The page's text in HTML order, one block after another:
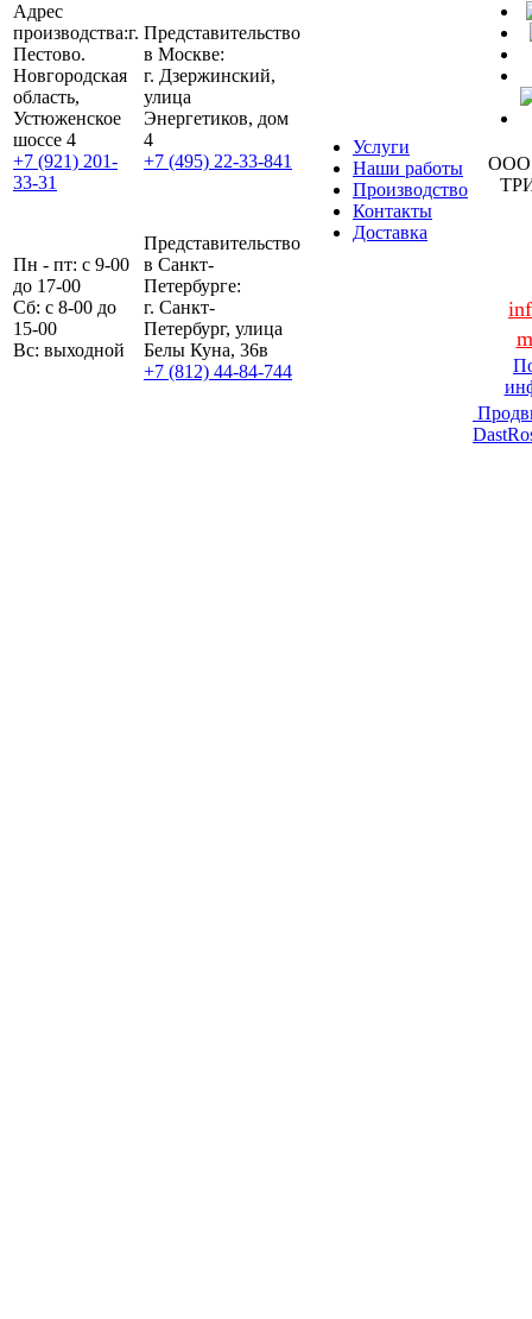
Адрес
производства:г.
Пестово.
Новгородская
область,
Устюженское
шоссе 4
+7 (921) 201-
33-31
Представительство
в Москве:
г. Дзержинский,
улица
Энергетиков, дом
4
+7 (495) 22-33-841
Услуги
Наши работы
Производство
Контакты
Доставка
ООО
Пн - пт: с 9-00
до 17-00
Сб: с 8-00 до
15-00
Вс: выходной
Представительство
в Санкт-
Петербурге:
г. Санкт-
Петербург, улица
Белы Куна, 36в
+7 (812) 44-84-744